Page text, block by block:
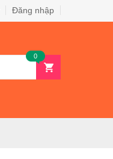
Đăng nhập
0